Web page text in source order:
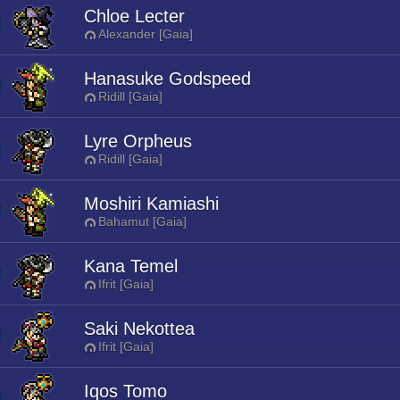
Chloe Lecter
Alexander [Gaia]
Hanasuke Godspeed
Ridill [Gaia]
Lyre Orpheus
Ridill [Gaia]
Moshiri Kamiashi
Bahamut [Gaia]
Kana Temel
Ifrit [Gaia]
Saki Nekottea
Ifrit [Gaia]
Iqos Tomo